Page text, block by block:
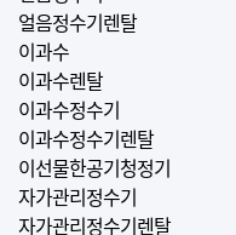
얼음정수기렌탈
이과수
이과수렌탈
이과수정수기
이과수정수기렌탈
이선물한공기청정기
자가관리정수기
자가관리정수기렌탈